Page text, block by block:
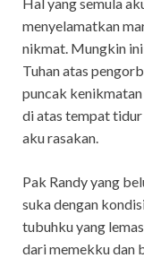
menyelamatkan
nikmat. Mungkin
Tuhan atas
puncak
di atas tempat tidur
aku rasakan.
Pak Randy yang
suka dengan
tubuhku yang
dari memekku dan